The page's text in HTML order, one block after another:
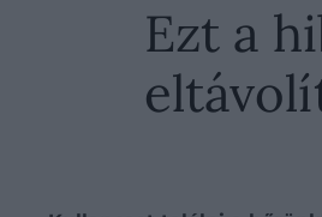
Ezt a